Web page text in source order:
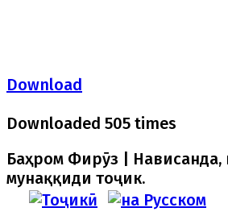
Download
Downloaded 505 times
Баҳром Фирӯз |
мунаққиди тоҷик.